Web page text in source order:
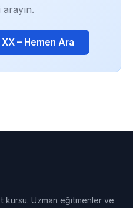
– Hemen Ara
kursu. Uzman eğitmenler ve